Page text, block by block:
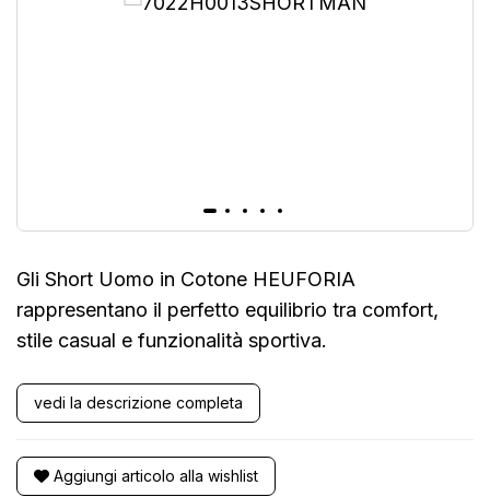
Gli Short Uomo in Cotone HEUFORIA
rappresentano il perfetto equilibrio tra comfort,
stile casual e funzionalità sportiva.
vedi la descrizione completa
Aggiungi articolo alla wishlist